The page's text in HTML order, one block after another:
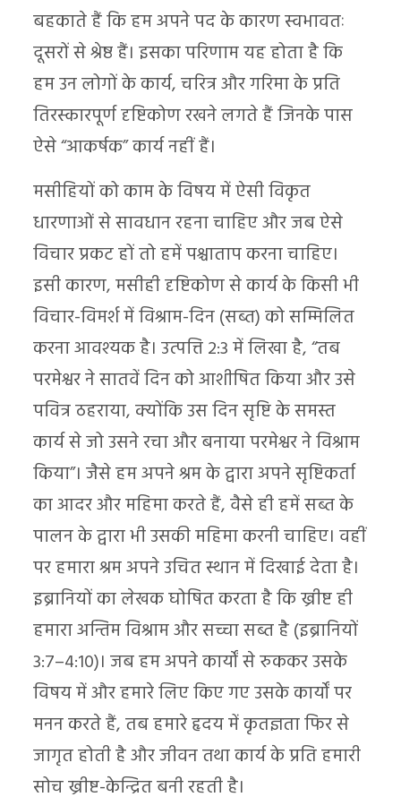
बहकाते हैं कि हम अपने पद के कारण स्वभावतः
दूसरों से श्रेष्ठ हैं। इसका परिणाम यह होता है कि
हम उन लोगों के कार्य, चरित्र और गरिमा के प्रति
तिरस्कारपूर्ण दृष्टिकोण रखने लगते हैं जिनके पास
ऐसे “आकर्षक” कार्य नहीं हैं।
मसीहियों को काम के विषय में ऐसी विकृत
धारणाओं से सावधान रहना चाहिए और जब ऐसे
विचार प्रकट हों तो हमें पश्चाताप करना चाहिए।
इसी कारण, मसीही दृष्टिकोण से कार्य के किसी भी
विचार-विमर्श में विश्राम-दिन (सब्त) को सम्मिलित
करना आवश्यक है। उत्पत्ति 2:3 में लिखा है, “तब
परमेश्वर ने सातवें दिन को आशीषित किया और उसे
पवित्र ठहराया, क्योंकि उस दिन सृष्टि के समस्त
कार्य से जो उसने रचा और बनाया परमेश्वर ने विश्राम
किया”। जैसे हम अपने श्रम के द्वारा अपने सृष्टिकर्ता
का आदर और महिमा करते हैं, वैसे ही हमें सब्त के
पालन के द्वारा भी उसकी महिमा करनी चाहिए। वहीं
पर हमारा श्रम अपने उचित स्थान में दिखाई देता है।
इब्रानियों का लेखक घोषित करता है कि ख्रीष्ट ही
हमारा अन्तिम विश्राम और सच्चा सब्त है (इब्रानियों
3:7–4:10)। जब हम अपने कार्यों से रुककर उसके
विषय में और हमारे लिए किए गए उसके कार्यों पर
मनन करते हैं, तब हमारे हृदय में कृतज्ञता फिर से
जागृत होती है और जीवन तथा कार्य के प्रति हमारी
सोच ख्रीष्ट-केन्द्रित बनी रहती है।